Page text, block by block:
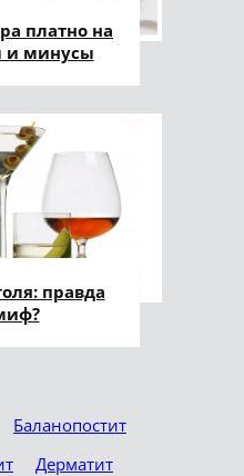
платно на
и минусы
правда
Баланопостит
Дерматит